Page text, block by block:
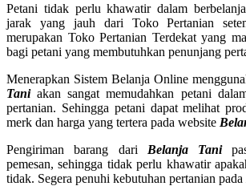
Petani tidak perlu khawatir dalam
jarak yang jauh dari Toko Pertanian
merupakan Toko Pertanian Terdekat yang
bagi petani yang membutuhkan penunjang
Menerapkan Sistem Belanja Online
Taniakan sangat memudahkan petani
pertanian. Sehingga petani dapat melihat
merk dan harga yang tertera pada website
Pengiriman barang dari Belanja Tani
pemesan, sehingga tidak perlu khawatir
tidak. Segera penuhi kebutuhan pertanian pada